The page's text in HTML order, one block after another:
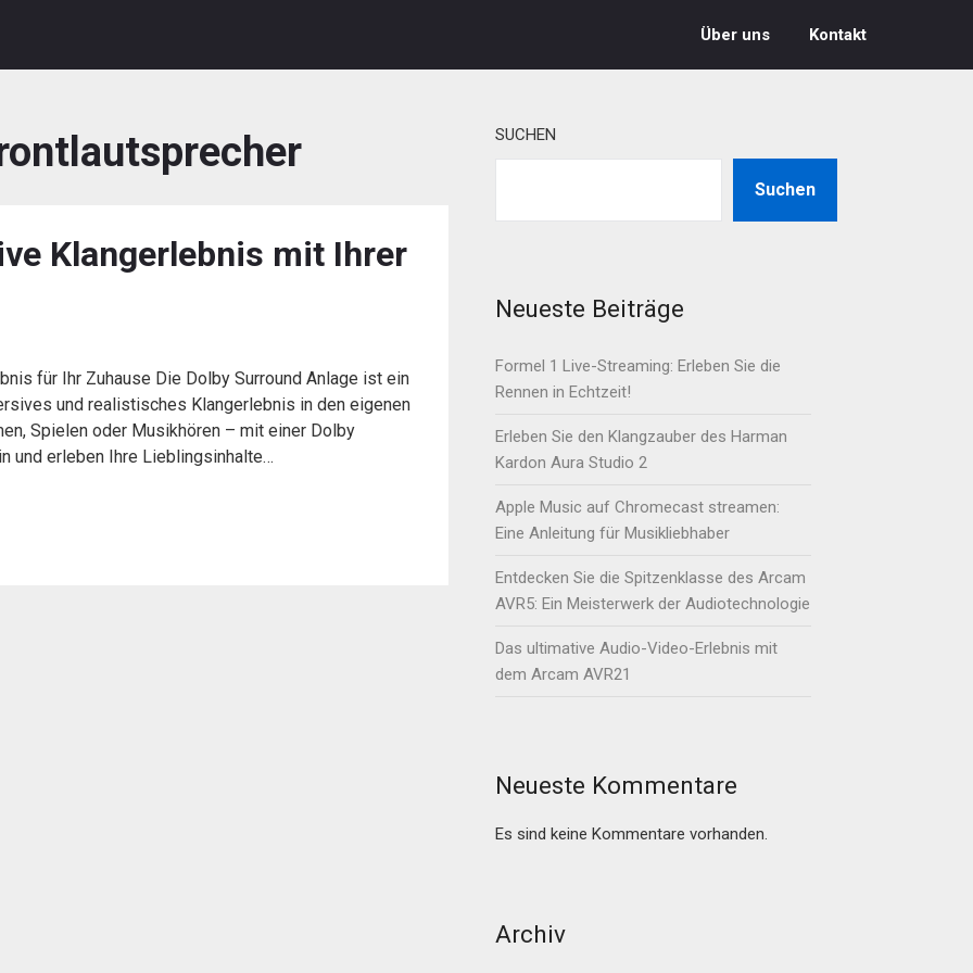
Über uns Kontakt
Klangerlebnis mit Ihrer
für Ihr Zuhause Die Dolby Surround Anlage ist ein
und realistisches Klangerlebnis in den eigenen
Spielen oder Musikhören – mit einer Dolby
und erleben Ihre Lieblingsinhalte…
SUCHEN
Suchen
Neueste Beiträge
Formel 1 Live-Streaming: Erleben Sie die
Rennen in Echtzeit!
Erleben Sie den Klangzauber des Harman
Kardon Aura Studio 2
Apple Music auf Chromecast streamen:
Eine Anleitung für Musikliebhaber
Entdecken Sie die Spitzenklasse des Arcam
AVR5: Ein Meisterwerk der Audiotechnologie
Das ultimative Audio-Video-Erlebnis mit
dem Arcam AVR21
Neueste Kommentare
Es sind keine Kommentare vorhanden.
Archiv